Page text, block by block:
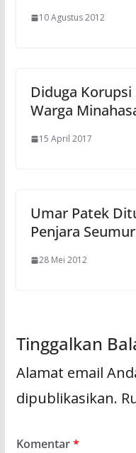
10 Agustus 2012
Diduga
Warga
15 April 2017
Umar Patek
Penjara
28 Mei 2012
Tinggalkan
Alamat email
dipublikasikan.
Komentar*